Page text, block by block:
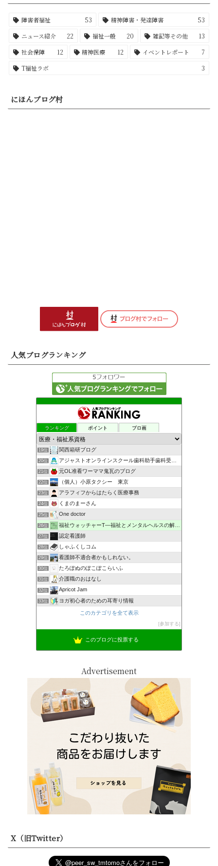
障害者福祉 53 精神障害・発達障害
53
ニュース紹介
22 福祉一般 20 雑記等その他
13
社会保障
12 精神医療 12 イベントレポート
7
T福祉ラボ
3
にほんブログ村
人気ブログランキング
ランキング ポイント ブロ画
19位 関西箱研ブログ
20位 アジャストオンラインスクール歯科助手歯科受付事務認定講座
21位 元OL准看ワーママ鬼瓦のブログ
22位 （個人）小原タクシー 東京
23位 アラフィフからはたらく医療事務
24位 くまのまーさん
25位 One doctor
26位 福祉ウォッチャーT―福祉とメンタルヘルスの解説・研究ブログ
27位 認定看護師
28位 しゃふくしコム
29位 看護師不適合者かもしれない。
30位 たろぽぬのぽこぽこらいふ
31位 介護職のおはなし
32位 Apricot Jam
33位 ヨガ初心者のための耳寄り情報
このカテゴリを全て表示
参加する
このブログに投票する
Advertisement
X（旧Twitter）